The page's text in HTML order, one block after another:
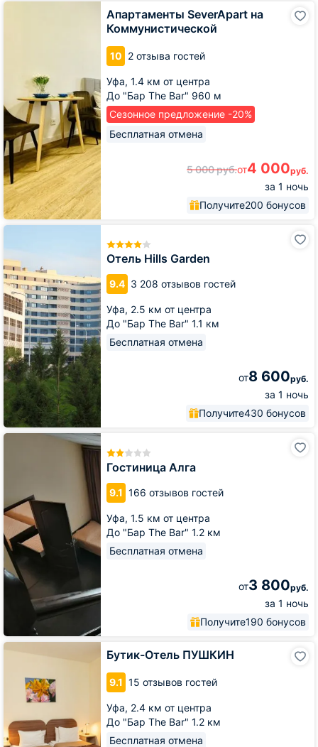
Апартаменты SeverApart на
Коммунистической
10 2 отзыва гостей
Уфа, 1.4 км от центра
До "Бар The Bar" 960 м
Сезонное предложение -20%
Бесплатная отмена
5 000руб.от4 000руб.
за 1 ночь
Получите200 бонусов
Апартаменты
Отель Hills Garden
9.4 3 208 отзывов гостей
Уфа, 2.5 км от центра
До "Бар The Bar" 1.1 км
Бесплатная отмена
от8 600руб.
за 1 ночь
Получите430 бонусов
Отель
Гостиница Алга
9.1 166 отзывов гостей
Уфа, 1.5 км от центра
До "Бар The Bar" 1.2 км
Бесплатная отмена
от3 800руб.
за 1 ночь
Получите190 бонусов
Гостиница
Бутик-Отель ПУШКИН
9.1 15 отзывов гостей
Уфа, 2.4 км от центра
До "Бар The Bar" 1.2 км
Бесплатная отмена
Бутик-